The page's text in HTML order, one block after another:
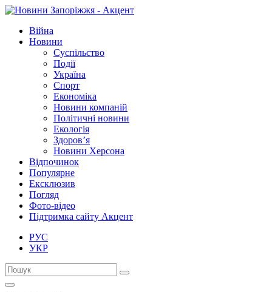
Війна
Новини
Суспільство
Події
Україна
Спорт
Економіка
Новини компаній
Політичні новини
Екологія
Здоров’я
Новини Херсона
Відпочинок
Популярне
Ексклюзив
Погляд
Фото-відео
Підтримка сайту Акцент
РУС
УКР